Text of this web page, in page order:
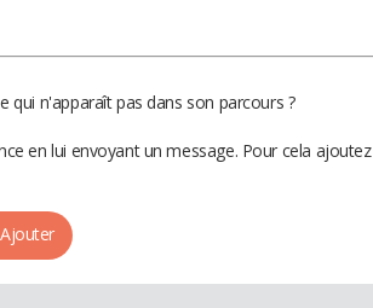
qui n'apparaît pas dans son parcours ?
en lui envoyant un message. Pour cela ajoutez
Ajouter